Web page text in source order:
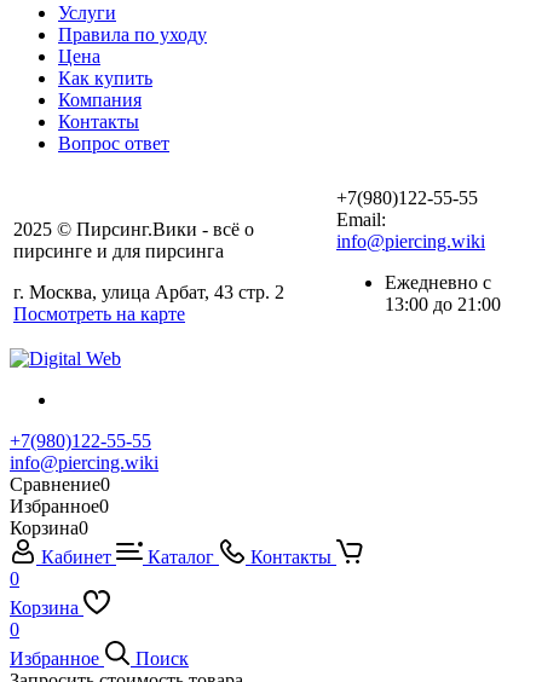
Услуги
Правила по уходу
Цена
Как купить
Компания
Контакты
Вопрос ответ
2025 © Пирсинг.Вики - всё о
пирсинге и для пирсинга
г. Москва, улица Арбат, 43 стр. 2
Посмотреть на карте
+7(980)122-55-55
Email:
info@piercing.wiki
Ежедневно с
13:00 до 21:00
+7(980)122-55-55
info@piercing.wiki
Сравнение0
Избранное0
Корзина0
Кабинет
Каталог
Контакты
0
Корзина
0
Избранное
Поиск